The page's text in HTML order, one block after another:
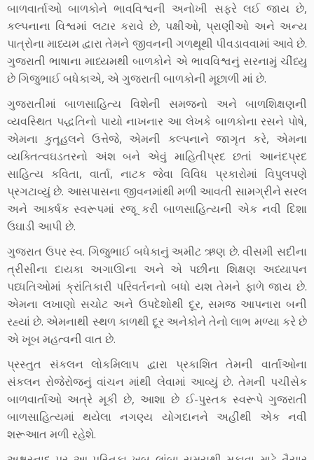
બાળવાર્તાઓ બાળકોને ભાવવિશ્વની અનોખી સફરે લઈ જાય છે,
કલ્પનાના વિશ્વમાં લટાર કરાવે છે, પક્ષીઓ, પ્રાણીઓ અને અન્ય
પાત્રોના માધ્યમ દ્વારા તેમને જીવનની ગળથૂથી પીવડાવવામાં આવે છે.
ગુજરાતી ભાષાના માધ્યમથી બાળકોને એ ભાવવિશ્વનું સરનામું ચીંધ્યુ
છે ગિજુભાઈ બધેકાએ, એ ગુજરાતી બાળકોની મૂછાળી માં છે.
ગુજરાતીમાં બાળસાહિત્ય વિશેની સમજનો અને બાળશિક્ષણની
વ્યવસ્થિત પદ્ધતિનો પાયો નાખનાર આ લેખકે બાળકોના રસને પોષે,
એમના કુતૂહલને ઉત્તેજે, એમની કલ્પનાને જાગૃત કરે, એમના
વ્યક્તિત્વઘડતરનો અંશ બને એવું માહિતીપ્રદ છતાં આનંદપ્રદ
સાહિત્ય કવિતા, વાર્તા, નાટક જેવા વિવિધ પ્રકારોમાં વિપુલપણે
પ્રગટાવ્યું છે. આસપાસના જીવનમાંથી મળી આવતી સામગ્રીને સરલ
અને આકર્ષક સ્વરૂપમાં રજૂ કરી બાળસાહિત્યની એક નવી દિશા
ઉઘાડી આપી છે.
ગુજરાત ઉપર સ્વ. ગિજુભાઈ બધેકાનું અમીટ ઋણ છે. વીસમી સદીના
ત્રીસીના દાયકા અગાઊના અને એ પછીના શિક્ષણ અધ્યાપન
પધ્ધતિઓમાં ક્રાંતિકારી પરિવર્તનનો બધો યશ તેમને ફાળે જાય છે.
એમના લખાણો સચોટ અને ઉપદેશોથી દૂર, સમજ આપનારા બની
રહ્યાં છે. એમનાથી સ્થળ કાળથી દૂર અનેકોને તેનો લાભ મળ્યા કરે છે
એ ખૂબ મહત્વની વાત છે.
પ્રસ્તુત સંકલન લોકમિલાપ દ્વારા પ્રકાશિત તેમની વાર્તાઓના
સંકલન રોજેરોજનું વાંચન માંથી લેવામાં આવ્યું છે. તેમની પચીસેક
બાળવાર્તાઓ અત્રે મૂકી છે, આશા છે ઈ-પુસ્તક સ્વરૂપે ગુજરાતી
બાળસાહિત્યમાં થયેલા નગણ્ય યોગદાનને અહીંથી એક નવી
શરૂઆત મળી રહેશે.